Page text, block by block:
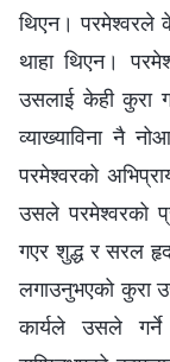
थिएन। परमेश्‍वरले
थाहा थिएन।
उसलाई केही कुरा
व्याख्याविना नै
परमेश्‍वरको
उसले परमेश्‍वरको
गएर शुद्ध र सरल
लगाउनुभएको कुरा
कार्यले उसले गर्ने